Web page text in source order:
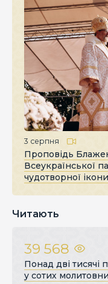
3 серпня
Проповідь
Всеукраїнської
чудотворної
Читають
39 568
Понад дві тисячі
у сотих